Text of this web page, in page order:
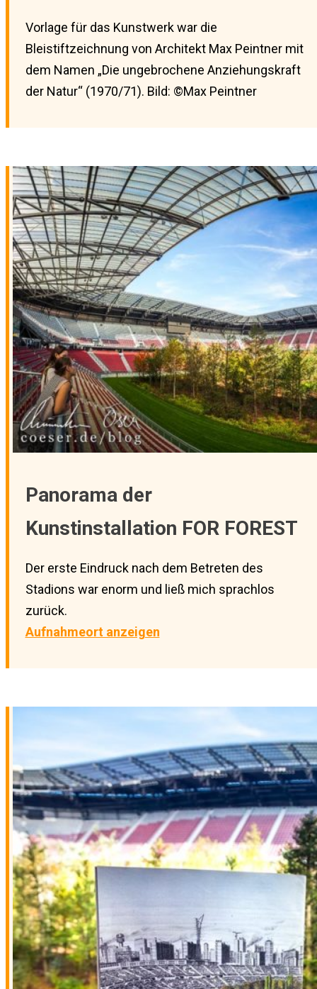
Vorlage für das Kunstwerk war die
Bleistiftzeichnung von Architekt Max Peintner mit
dem Namen „Die ungebrochene Anziehungskraft
der Natur“ (1970/71). Bild: ©Max Peintner
Panorama der
Kunstinstallation FOR FOREST
Der erste Eindruck nach dem Betreten des
Stadions war enorm und ließ mich sprachlos
zurück.
Aufnahmeort anzeigen